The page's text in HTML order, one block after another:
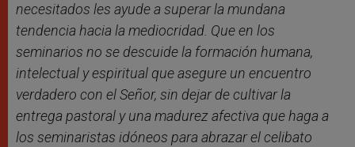
necesitados les ayude a superar la mundana
tendencia hacia la mediocridad. Que en los
seminarios no se descuide la formación humana,
intelectual y espiritual que asegure un encuentro
verdadero con el Señor, sin dejar de cultivar la
entrega pastoral y una madurez afectiva que haga a
los seminaristas idóneos para abrazar el celibato